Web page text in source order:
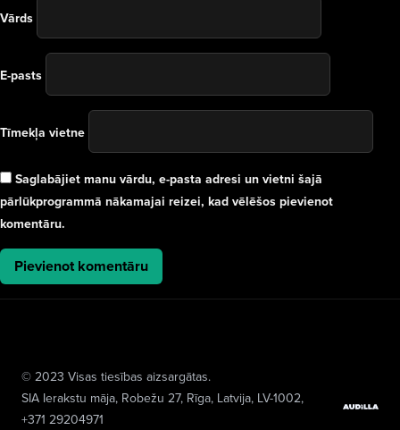
Vārds
E-pasts
Tīmekļa vietne
Saglabājiet manu vārdu, e-pasta adresi un vietni šajā
pārlūkprogrammā nākamajai reizei, kad vēlēšos pievienot
komentāru.
© 2023 Visas tiesības aizsargātas.
SIA Ierakstu māja, Robežu 27, Rīga, Latvija, LV-1002,
+371 29204971